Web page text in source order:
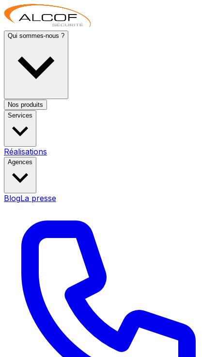
Qui sommes-nous ?
Nos produits
Services
Réalisations
Agences
BlogLa presse